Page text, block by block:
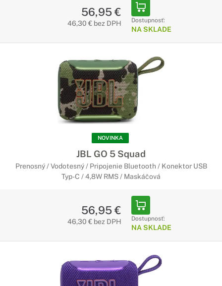
56,95 €
46,30 € bez DPH Dostupnosť:
NA SKLADE
NOVINKA
JBL GO 5 Squad
Prenosný / Vodotesný / Pripojenie Bluetooth / Konektor USB
Typ-C / 4,8W RMS / Maskáčová
56,95 €
46,30 € bez DPH Dostupnosť:
NA SKLADE